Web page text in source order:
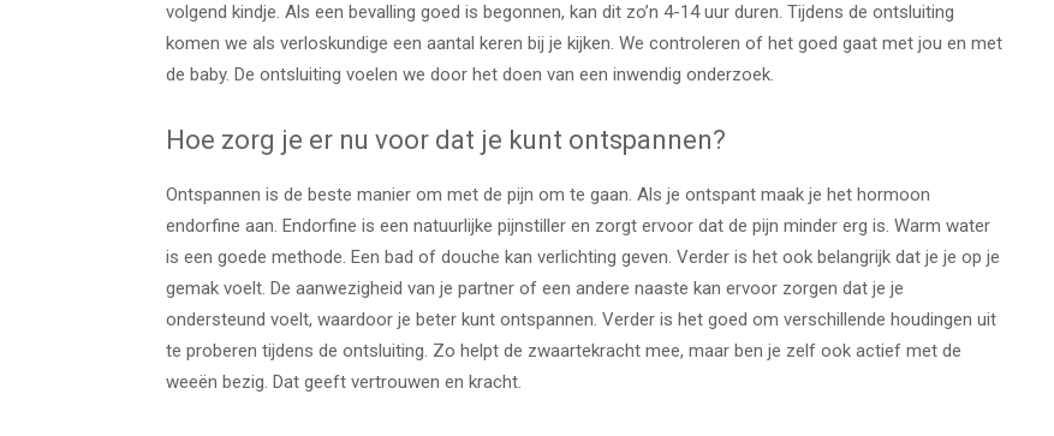
volgend kindje. Als een bevalling goed is begonnen, kan dit zo’n 4-14 uur duren. Tijdens de ontsluiting
komen we als verloskundige een aantal keren bij je kijken. We controleren of het goed gaat met jou en met
de baby. De ontsluiting voelen we door het doen van een inwendig onderzoek.
Hoe zorg je er nu voor dat je kunt ontspannen?
Ontspannen is de beste manier om met de pijn om te gaan. Als je ontspant maak je het hormoon
endorfine aan. Endorfine is een natuurlijke pijnstiller en zorgt ervoor dat de pijn minder erg is. Warm water
is een goede methode. Een bad of douche kan verlichting geven. Verder is het ook belangrijk dat je je op je
gemak voelt. De aanwezigheid van je partner of een andere naaste kan ervoor zorgen dat je je
ondersteund voelt, waardoor je beter kunt ontspannen. Verder is het goed om verschillende houdingen uit
te proberen tijdens de ontsluiting. Zo helpt de zwaartekracht mee, maar ben je zelf ook actief met de
weeën bezig. Dat geeft vertrouwen en kracht.